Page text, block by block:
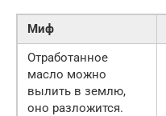
Миф
Отработанное
масло можно
вылить в землю,
оно разложится.